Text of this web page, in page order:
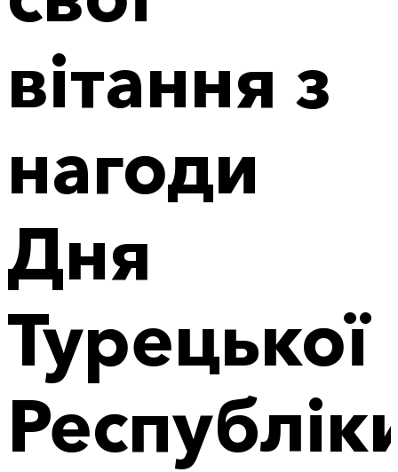
вітання з
нагоди
Дня
Турецької